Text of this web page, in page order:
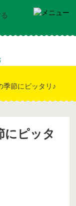
季節にピッタリ♪
にピッタ